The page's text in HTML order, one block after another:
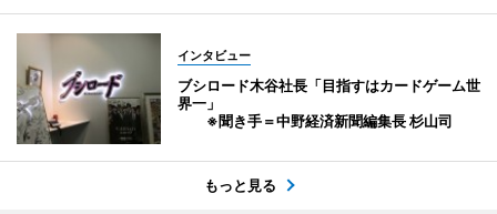
インタビュー
ブシロード木谷社長「目指すはカードゲーム世
界一」
※聞き手＝中野経済新聞編集長 杉山司
もっと見る